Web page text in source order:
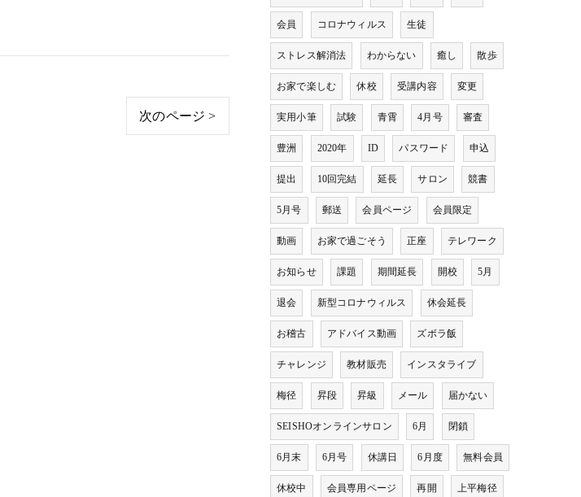
次のページ >
会員 コロナウィルス 生徒
ストレス解消法 わからない 癒し 散歩
お家で楽しむ 休校 受講内容 変更
実用小筆 試験 青霄 4月号 審査
豊洲 2020年 ID パスワード 申込
提出 10回完結 延長 サロン 競書
5月号 郵送 会員ページ 会員限定
動画 お家で過ごそう 正座 テレワーク
お知らせ 課題 期間延長 開校 5月
退会 新型コロナウィルス 休会延長
お稽古 アドバイス動画 ズボラ飯
チャレンジ 教材販売 インスタライブ
梅径 昇段 昇級 メール 届かない
SEISHOオンラインサロン 6月 閉鎖
6月末 6月号 休講日 6月度 無料会員
休校中 会員専用ページ 再開 上平梅径